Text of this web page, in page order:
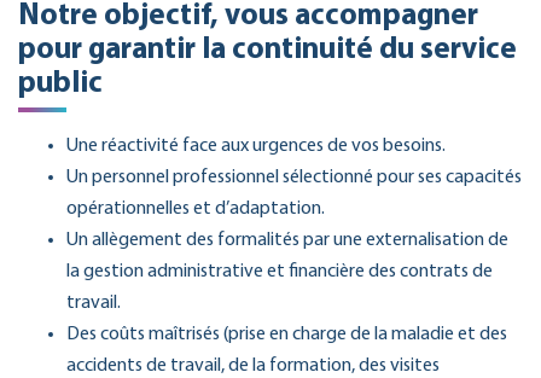
Notre objectif, vous accompagner
pour garantir la continuité du service
public
Une réactivité face aux urgences de vos besoins.
Un personnel professionnel sélectionné pour ses capacités
opérationnelles et d’adaptation.
Un allègement des formalités par une externalisation de
la gestion administrative et financière des contrats de
travail.
Des coûts maîtrisés (prise en charge de la maladie et des
accidents de travail, de la formation, des visites